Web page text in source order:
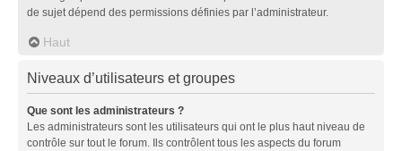
de sujet dépend des permissions définies par l’administrateur.
Haut
Niveaux d’utilisateurs et groupes
Que sont les administrateurs ?
Les administrateurs sont les utilisateurs qui ont le plus haut niveau de
contrôle sur tout le forum. Ils contrôlent tous les aspects du forum